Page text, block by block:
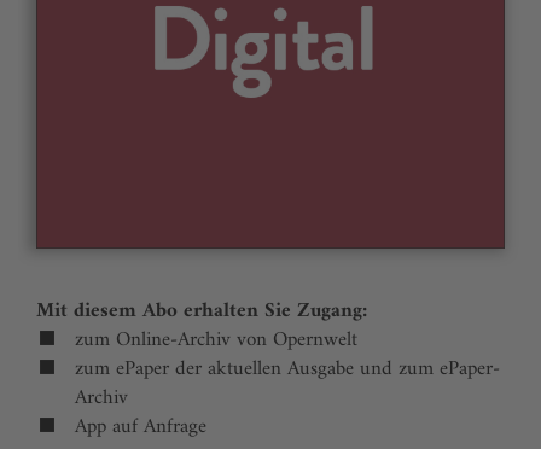
Mit diesem Abo erhalten Sie Zugang:
zum Online-Archiv von Opernwelt
zum ePaper der aktuellen Ausgabe und zum ePaper-
Archiv
App auf Anfrage